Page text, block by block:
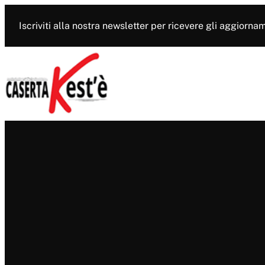
contenuto
Iscriviti alla nostra newsletter per ricevere gli